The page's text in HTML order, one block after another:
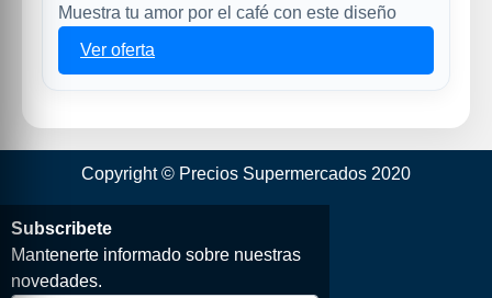
Muestra tu amor por el café con este diseño
Ver oferta
Copyright © Precios Supermercados 2020
Subscribete
Mantenerte informado sobre nuestras
novedades.